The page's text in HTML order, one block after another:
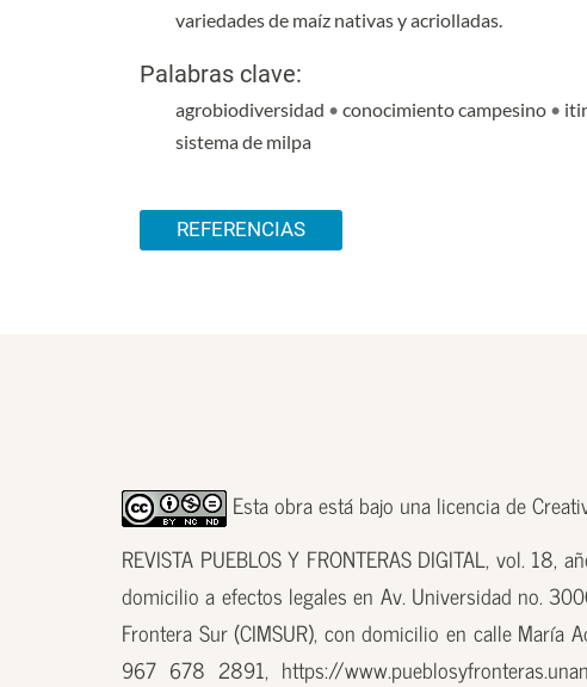
variedades de maíz nativas y acriolladas.
Palabras clave:
agrobiodiversidad • conocimiento campesino •
sistema de milpa
REFERENCIAS
Esta obra está bajo una licencia de
REVISTA PUEBLOS Y FRONTERAS DIGITAL, vol.
domicilio a efectos legales en Av. Universidad no.
Frontera Sur (CIMSUR), con domicilio en calle María
967 678 2891, https://